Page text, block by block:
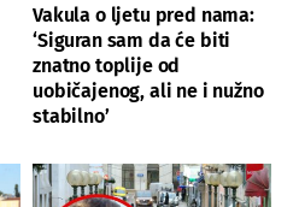
Vakula o ljetu pred nama:
‘Siguran sam da će biti
znatno toplije od
uobičajenog, ali ne i nužno
stabilno’